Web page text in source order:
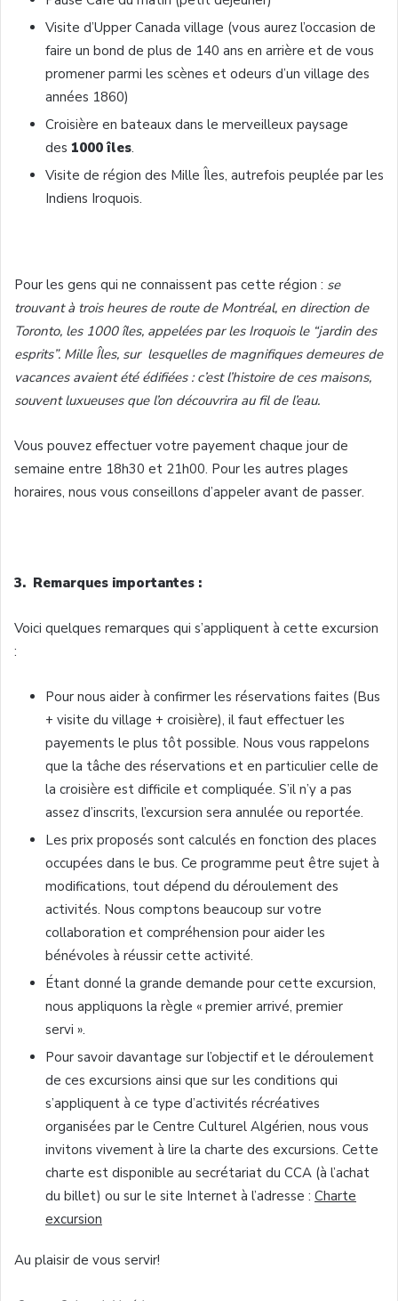
Visite d’Upper Canada village (vous aurez l’occasion de
faire un bond de plus de 140 ans en arrière et de vous
promener parmi les scènes et odeurs d’un village des
années 1860)
Croisière en bateaux dans le merveilleux paysage
des 1000 îles.
Visite de région des Mille Îles, autrefois peuplée par les
Indiens Iroquois.
Pour les gens qui ne connaissent pas cette région : se
trouvant à trois heures de route de Montréal, en direction de
Toronto, les 1000 îles, appelées par les Iroquois le “jardin des
esprits”. Mille Îles, sur lesquelles de magnifiques demeures de
vacances avaient été édifiées : c’est l’histoire de ces maisons,
souvent luxueuses que l’on découvrira au fil de l’eau.
Vous pouvez effectuer votre payement chaque jour de
semaine entre 18h30 et 21h00. Pour les autres plages
horaires, nous vous conseillons d’appeler avant de passer.
3. Remarques importantes :
Voici quelques remarques qui s’appliquent à cette excursion
:
Pour nous aider à confirmer les réservations faites (Bus
+ visite du village + croisière), il faut effectuer les
payements le plus tôt possible. Nous vous rappelons
que la tâche des réservations et en particulier celle de
la croisière est difficile et compliquée. S’il n’y a pas
assez d’inscrits, l’excursion sera annulée ou reportée.
Les prix proposés sont calculés en fonction des places
occupées dans le bus. Ce programme peut être sujet à
modifications, tout dépend du déroulement des
activités. Nous comptons beaucoup sur votre
collaboration et compréhension pour aider les
bénévoles à réussir cette activité.
Étant donné la grande demande pour cette excursion,
nous appliquons la règle « premier arrivé, premier
servi ».
Pour savoir davantage sur l’objectif et le déroulement
de ces excursions ainsi que sur les conditions qui
s’appliquent à ce type d’activités récréatives
organisées par le Centre Culturel Algérien, nous vous
invitons vivement à lire la charte des excursions. Cette
charte est disponible au secrétariat du CCA (à l’achat
du billet) ou sur le site Internet à l’adresse : Charte
excursion
Au plaisir de vous servir!